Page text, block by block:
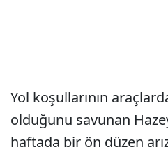
Yol koşullarının
olduğunu savunan
haftada bir ön düzen